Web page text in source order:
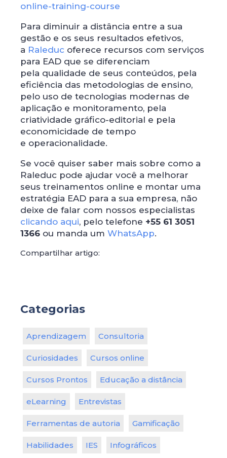
online-training-course
Para diminuir a distância entre a sua
gestão e os seus resultados efetivos,
a Raleduc oferece recursos com serviços
para EAD que se diferenciam
pela qualidade de seus conteúdos, pela
eficiência das metodologias de ensino,
pelo uso de tecnologias modernas de
aplicação e monitoramento, pela
criatividade gráfico-editorial e pela
economicidade de tempo
e operacionalidade.
Se você quiser saber mais sobre como a
Raleduc pode ajudar você a melhorar
seus treinamentos online e montar uma
estratégia EAD para a sua empresa, não
deixe de falar com nossos especialistas
clicando aqui, pelo telefone +55 61 3051
1366 ou manda um WhatsApp.
Compartilhar artigo:
Categorias
Aprendizagem Consultoria
Curiosidades Cursos online
Cursos Prontos Educação a distância
eLearning Entrevistas
Ferramentas de autoria Gamificação
Habilidades IES Infográficos